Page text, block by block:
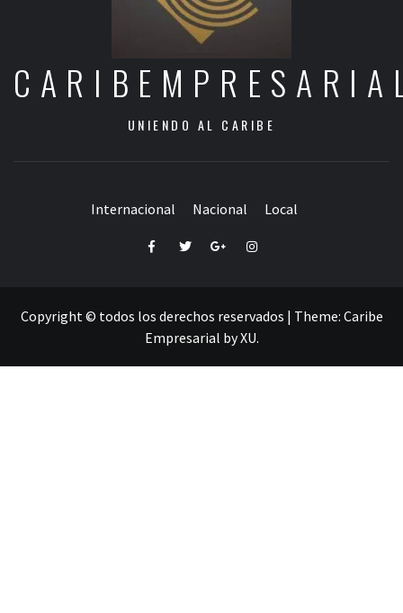
UNIENDO AL CARIBE
Internacional Nacional Local
FacebookTwitterGoogle+Instagram
Copyright © todos los derechos reservados | Theme: Caribe
Empresarial byXU.